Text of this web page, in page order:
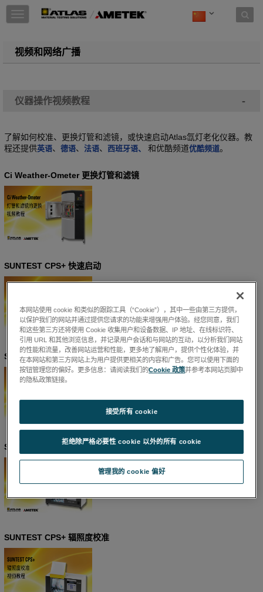
Skip to content
T
o
g
l
v
a
t
o
视频和网络广播
仪器操作视频教程 -
了解如何校准、更换灯管和滤镜，或快速启动Atlas氙灯老化仪器。教
程还提供英语、 德语、 法语、 西班牙语、 和优酷频道优酷频道。
Ci Weather-Ometer 更换灯管和滤镜
SUNTEST CPS+ 快速启动
SUNTEST CPS+ 更换灯管/滤镜
SUNTEST CPS+ 编辑试验程序
SUNTEST CPS+ 辐照度校准
本网站使用 cookie 和类似的跟踪工具（“Cookie”），其中一些由第三方提供，
以保护我们的网站并通过提供您请求的功能来增强用户体验。经您同意，我们
和这些第三方还将使用 Cookie 收集用户和设备数据、IP 地址、在线标识符、
引用 URL 和其他浏览信息，并记录用户会话和与网站的互动，以分析我们网站
的性能和流量，改善网站运营和性能，更多地了解用户，提供个性化体验，并
在本网站和第三方网站上为用户提供更相关的内容和广告。您可以使用下面的
按钮管理您的偏好。更多信息：请阅读我们的Cookie 政策并参考本网站页脚中
的隐私政策链接。
管理我的 cookie 偏好
拒绝除严格必要性 cookie 以外的所有 cookie
接受所有 cookie